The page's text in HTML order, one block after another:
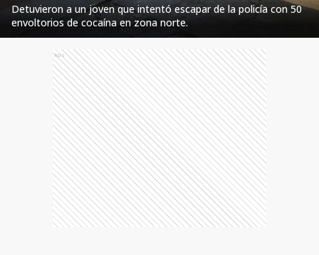
Detuvieron a un joven que intentó escapar de la policía con 50
envoltorios de cocaína en zona norte.
Ads